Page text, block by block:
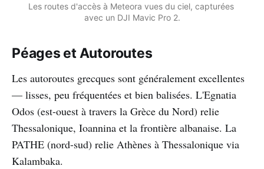
Les routes d'accès à Meteora vues du ciel, capturées
avec un DJI Mavic Pro 2.
Péages et Autoroutes
Les autoroutes grecques sont généralement excellentes
— lisses, peu fréquentées et bien balisées. L'Egnatia
Odos (est-ouest à travers la Grèce du Nord) relie
Thessalonique, Ioannina et la frontière albanaise. La
PATHE (nord-sud) relie Athènes à Thessalonique via
Kalambaka.